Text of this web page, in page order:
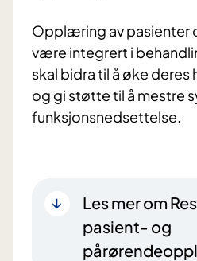
Opplæring av pasienter
være integrert i
skal bidra til å øke
og gi støtte til å mestre
funksjonsnedsettelse.
Les mer om
pasient- og